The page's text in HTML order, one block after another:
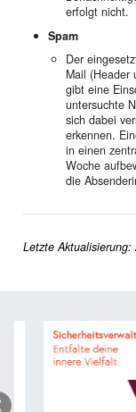
erfolgt nicht.
Spam
Der
Mail (Header
gibt eine
untersuchte
sich dabei
erkennen.
in einen
Woche
die
Letzte